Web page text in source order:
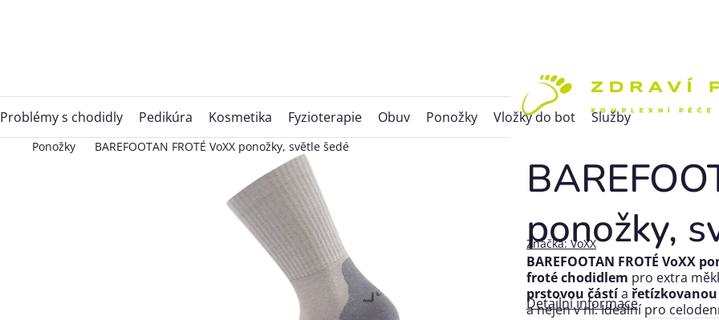
Problémy s chodidly Pedikúra Kosmetika Fyzioterapie Obuv Ponožky Vložky do bot Služby
Ponožky BAREFOOTAN FROTÉ VoXX ponožky, světle šedé
ponožky,
Značka: VoXX
BAREFOOTAN FROTÉ VoXX
froté chodidlem pro extra
prstovou částía
a nejen v ní. Ideální pro
Detailní informace